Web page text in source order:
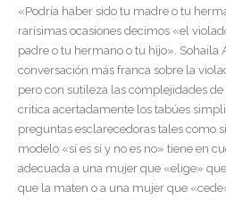
«Podría haber sido tu madre o tu
rarísimas ocasiones decimos «el
padre o tu hermano o tu hijo».
conversación más franca sobre la
pero con sutileza las complejidades
critica acertadamente los tabúes
preguntas esclarecedoras tales como
modelo «sí es sí y no es no» tiene en
adecuada a una mujer que «elige»
que la maten o a una mujer que